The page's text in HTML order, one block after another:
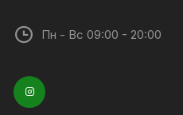
Пн - Вс 09:00 - 20:00